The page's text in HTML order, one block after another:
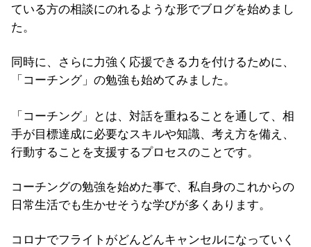
ている方の相談にのれるような形でブログを始めまし
た。
同時に、さらに力強く応援できる力を付けるために、
「コーチング」の勉強も始めてみました。
「コーチング」とは、対話を重ねることを通して、相
手が目標達成に必要なスキルや知識、考え方を備え、
行動することを支援するプロセスのことです。
コーチングの勉強を始めた事で、私自身のこれからの
日常生活でも生かせそうな学びが多くあります。
コロナでフライトがどんどんキャンセルになっていく